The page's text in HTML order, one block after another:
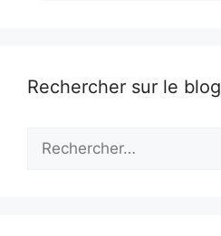
Rechercher sur le blog
Rechercher :